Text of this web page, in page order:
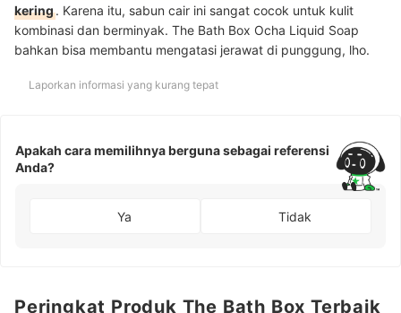
kering. Karena itu, sabun cair ini sangat cocok untuk kulit
kombinasi dan berminyak. The Bath Box Ocha Liquid Soap
bahkan bisa membantu mengatasi jerawat di punggung, lho.
Laporkan informasi yang kurang tepat
Apakah cara memilihnya berguna sebagai referensi
Anda?
Ya Tidak
Peringkat Produk The Bath Box Terbaik